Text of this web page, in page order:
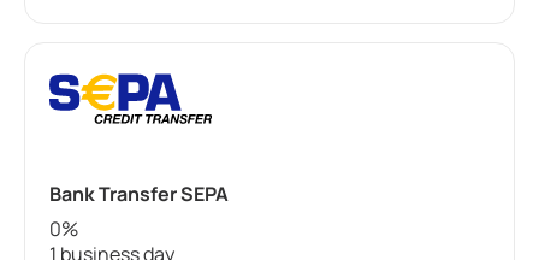
Bank Transfer SEPA
0%
1 business day